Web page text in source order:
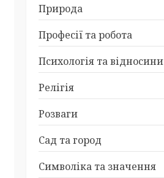
Природа
Професії та робота
Психологія та відносини
Релігія
Розваги
Сад та город
Символіка та значення